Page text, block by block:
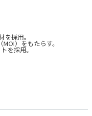
採用。
）をもたらす。
を採用。